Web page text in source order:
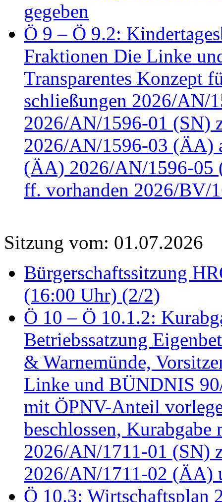
gegeben
Ö 9 – Ö 9.2:
Fraktionen Die Linke
Transparentes Konzept
schließungen 2026/AN/
2026/AN/1596-01 (SN)
2026/AN/1596-03 (ÄA)
(ÄA) 2026/AN/1596-05
ff. vorhanden 2026/BV/
Sitzung vom: 01.07.2026
Bürgerschaftssitzung
(16:00 Uhr) (2/2)
Ö 10 – Ö 10.1.2:
Betriebssatzung
& Warnemünde,
Linke und BÜNDNIS
mit ÖPNV-Anteil
beschlossen,
2026/AN/1711-01 (SN)
2026/AN/1711-02 (ÄA)
Ö 10.3: Wirtschaftsplan